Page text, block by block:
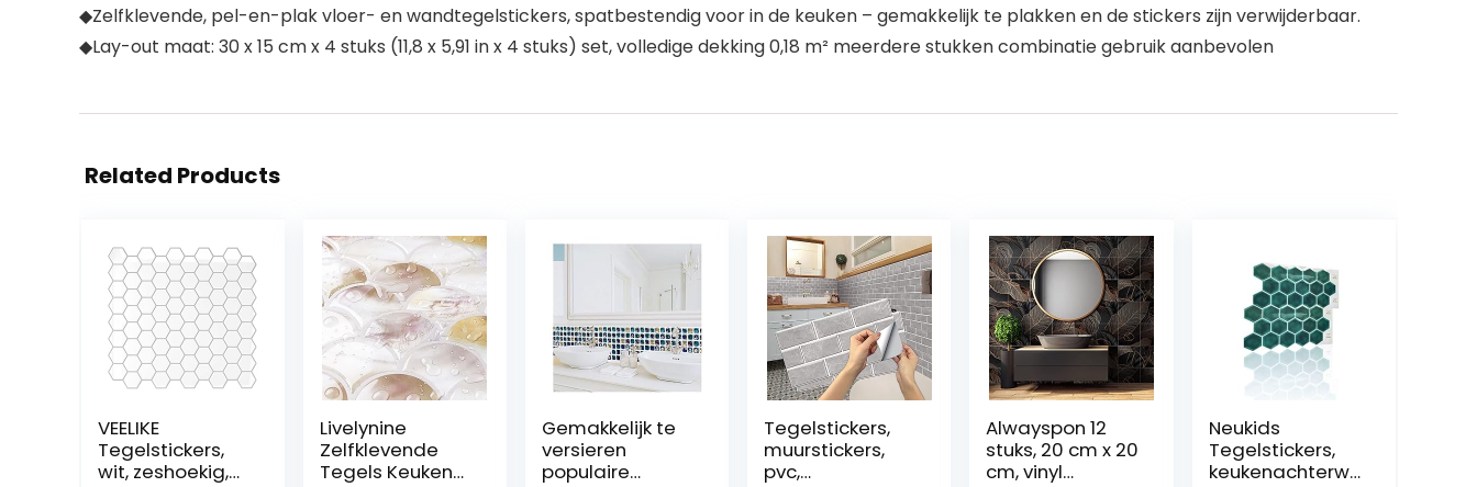
◆Zelfklevende, pel-en-plak vloer- en wandtegelstickers, spatbestendig voor in de keuken – gemakkelijk te plakken en de stickers zijn verwijderbaar.
◆Lay-out maat: 30 x 15 cm x 4 stuks (11,8 x 5,91 in x 4 stuks) set, volledige dekking 0,18 m² meerdere stukken combinatie gebruik aanbevolen
Related Products
VEELIKE
Tegelstickers,
wit, zeshoekig,
Livelynine
Zelfklevende
Tegels Keuken
Gemakkelijk te
versieren
populaire
Tegelstickers,
muurstickers,
pvc,
Alwayspon 12
stuks, 20 cm x 20
cm, vinyl
Neukids
Tegelstickers,
keukenachterwa